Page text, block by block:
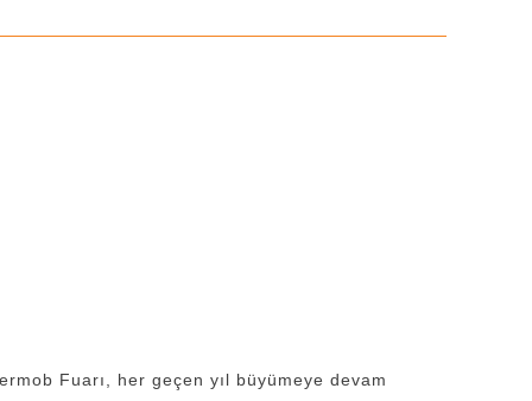
Fuarı, her geçen yıl büyümeye devam